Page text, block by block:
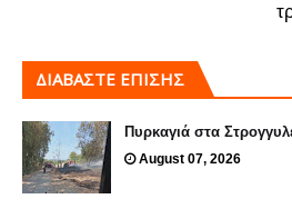
ΔΙΑΒΑΣΤΕ ΕΠΙΣΗΣ
Πυρκαγιά στα
August 07, 2026